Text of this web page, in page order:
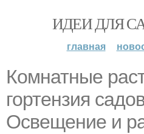
ИДЕИ ДЛЯ
главная
Комнатные
гортензия
Освещение и